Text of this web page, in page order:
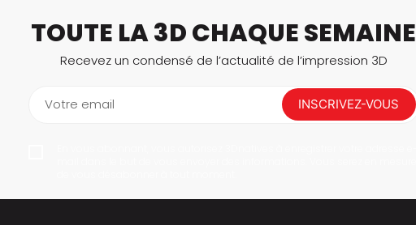
TOUTE LA 3D CHAQUE SEMAINE
Recevez un condensé de l’actualité de l’impression 3D
Votre email INSCRIVEZ-VOUS